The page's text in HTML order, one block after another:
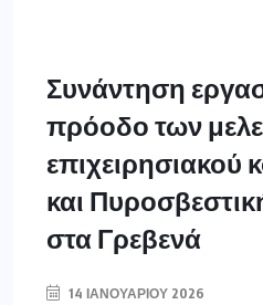
Συνάντηση
πρόοδο των
και
στα Γρεβενά
14 ΙΑΝΟΥΑΡΊΟΥ 2026